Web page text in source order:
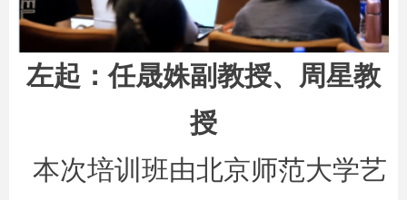
左起：任晟姝副教授、周星教
授
本次培训班由北京师范大学艺